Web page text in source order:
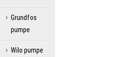
Grundfos
pumpe
Wilo pumpe